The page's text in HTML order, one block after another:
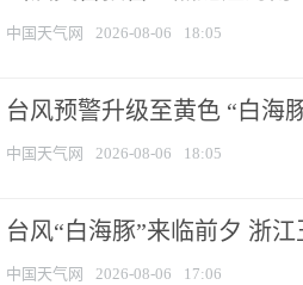
中国天气网 2026-08-06 18:05
台风预警升级至黄色 “白海
中国天气网 2026-08-06 18:05
台风“白海豚”来临前夕 浙
中国天气网 2026-08-06 17:06